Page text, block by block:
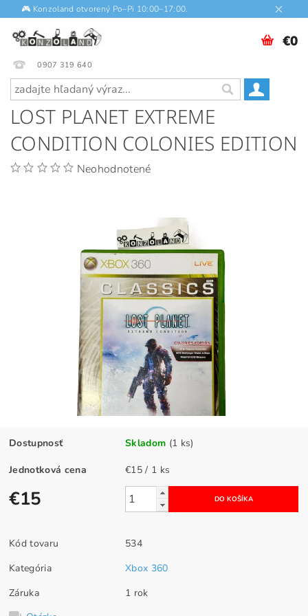
🎮 Konzoland otvorený Po–Pi 10:00–17:00.
0907 319 640
€0
LOST PLANET EXTREME
CONDITION COLONIES EDITION
Neohodnotené
Dostupnosť Skladom (1 ks)
Jednotková cena €15 / 1 ks
€15
Kód tovaru
534
Kategória
Xbox 360
Záruka
1 rok